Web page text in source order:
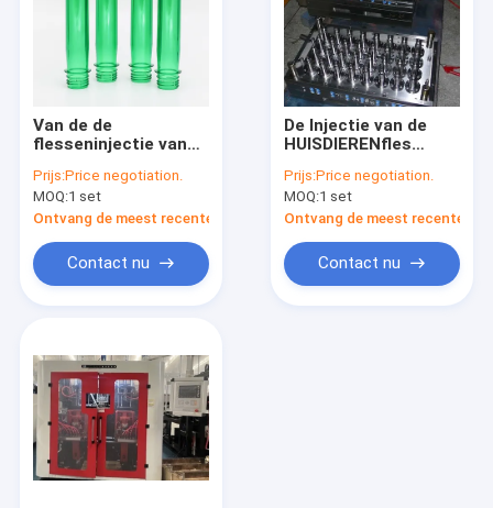
Van de de
flesseninjectie van
HUISDIERENvoorvormen
het Afgietselmachine
Prijs:Price negotiation.
MOQ:1 set
Ontvang de meest recente Prijs
Contact nu
De Injectie van de
HUISDIERENfles
Machine met
Tweelingvervoercilinder
Prijs:Price negotiation.
MOQ:1 set
Ontvang de meest recente
Contact nu